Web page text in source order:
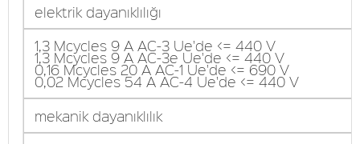
elektrik dayanıklılığı
1,3 Mcycles 9 A AC-3 Ue'de <= 440 V
1,3 Mcycles 9 A AC-3e Ue'de <= 440 V
0,16 Mcycles 20 A AC-1 Ue'de <= 690 V
0,02 Mcycles 54 A AC-4 Ue'de <= 440 V
mekanik dayanıklılık